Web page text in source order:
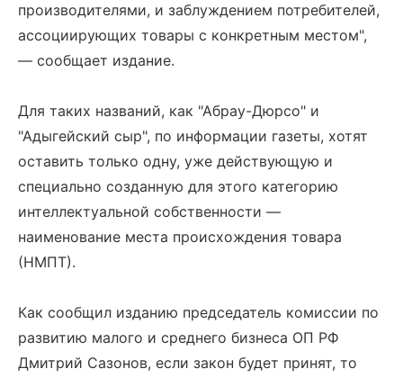
производителями, и заблуждением потребителей,
ассоциирующих товары с конкретным местом",
— сообщает издание.
Для таких названий, как "Абрау-Дюрсо" и
"Адыгейский сыр", по информации газеты, хотят
оставить только одну, уже действующую и
специально созданную для этого категорию
интеллектуальной собственности —
наименование места происхождения товара
(НМПТ).
Как сообщил изданию председатель комиссии по
развитию малого и среднего бизнеса ОП РФ
Дмитрий Сазонов, если закон будет принят, то